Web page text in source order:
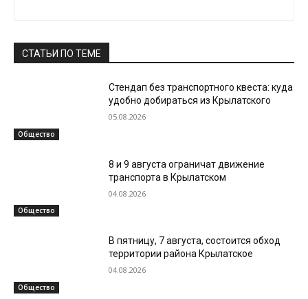
СТАТЬИ ПО ТЕМЕ
Общество
Стендап без транспортного квеста: куда
удобно добираться из Крылатского
05.08.2026
Общество
8 и 9 августа ограничат движение
транспорта в Крылатском
04.08.2026
Общество
В пятницу, 7 августа, состоится обход
территории района Крылатское
04.08.2026